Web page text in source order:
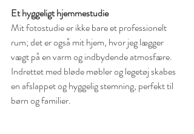
Et hyggeligt hjemmestudie
Mit fotostudie er ikke bare et professionelt
rum; det er også mit hjem, hvor jeg lægger
vægt på en varm og indbydende atmosfære.
Indrettet med bløde møbler og legetøj skabes
en afslappet og hyggelig stemning, perfekt til
børn og familier.